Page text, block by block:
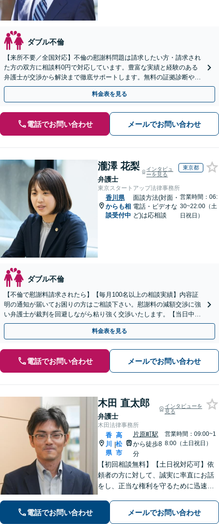
ダブル不倫
【来所不要／全国対応】不倫の慰謝料問題は請求したい方・請求され
た方の双方に相談料0円で対応しています。豊富な実績と経験のある
弁護士が交渉から解決まで徹底サポートします。無料の証拠診断や着
手金の返還保証もありますので安心してご相談ください。
料金表を見る
電話でお問い合わせ メールでお問い合わせ
瀧澤 花梨
弁護士
インタビュ
ーを見る
東京都
東京スタートアップ法律事務所
香川県
からも相
談受付中
面談方法(対面・
電話・ビデオな
ど)は応相談
営業時間：06:
30~22:00（土
日祝日）
ダブル不倫
【不倫で慰謝料請求されたら】【毎月100名以上の相談実績】内容証
明の通知が届いてお困りの方はご相談下さい。慰謝料の減額交渉に強
い弁護士が裁判を回避しながら粘り強く交渉いたします。【当日中の
相談可(予約制)】【全国対応】
料金表を見る
電話でお問い合わせ メールでお問い合わせ
木田 直太郎
弁護士
インタビューを
見る
木田法律事務所
香
川
県
|
高
松
市
片原町駅
から徒歩8
分
営業時間：09:00~1
8:00（土日祝日）
【初回相談無料】【土日祝対応可】依
頼者の方に対して、誠実に率直にお話
をし、正当な権利を守るために迅速に
テラン弁護士のノウハウと、若手弁護
士のフットワークで、依頼者の方の多
電話でお問い合わせ メールでお問い合わせ